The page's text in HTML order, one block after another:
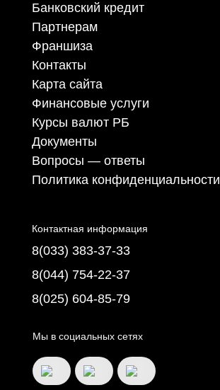
Банковский кредит
Партнерам
Франшиза
Контакты
Карта сайта
Финансовые услуги
Курсы валют РБ
Документы
Вопросы — ответы
Политика конфиденциальности
Контактная информация
8(033) 383-37-33
8(044) 754-22-37
8(025) 604-85-79
Мы в социальных сетях